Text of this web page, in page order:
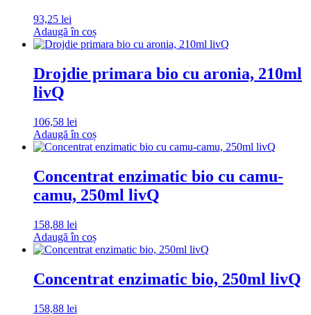
93,25 lei
Adaugă în coș
Drojdie primara bio cu aronia, 210ml
livQ
106,58 lei
Adaugă în coș
Concentrat enzimatic bio cu camu-
camu, 250ml livQ
158,88 lei
Adaugă în coș
Concentrat enzimatic bio, 250ml livQ
158,88 lei